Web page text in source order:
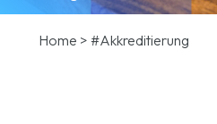
Home > #Akkreditierung